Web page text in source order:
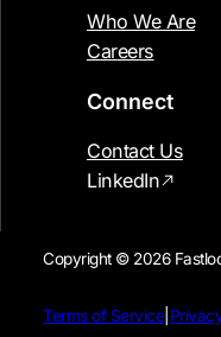
Who We Are
Careers
Connect
Contact Us
LinkedIn
Copyright © 2026
Terms of Service|